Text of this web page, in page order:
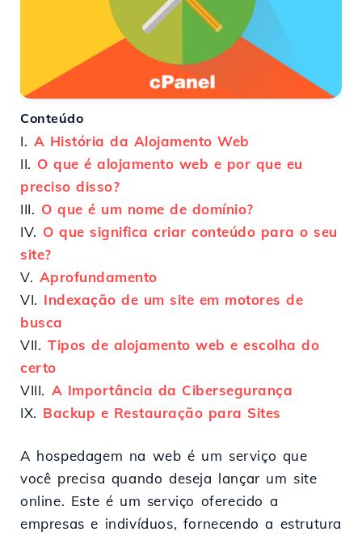
Conteúdo
I. A História da Alojamento Web
II. O que é alojamento web e por que eu
preciso disso?
III. O que é um nome de domínio?
IV. O que significa criar conteúdo para o seu
site?
V. Aprofundamento
VI. Indexação de um site em motores de
busca
VII. Tipos de alojamento web e escolha do
certo
VIII. A Importância da Cibersegurança
IX. Backup e Restauração para Sites
A hospedagem na web é um serviço que
você precisa quando deseja lançar um site
online. Este é um serviço oferecido a
empresas e indivíduos, fornecendo a estrutura